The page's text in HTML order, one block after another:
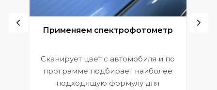
Применяем спектрофотометр
Сканирует цвет с автомобиля и по
программе подбирает наиболее
подходящую формулу для